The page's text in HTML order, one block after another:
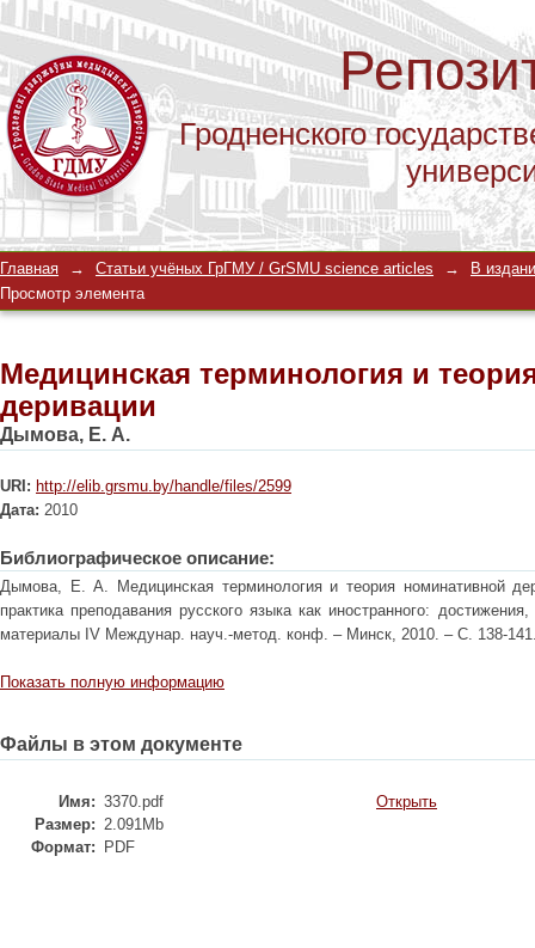
Гродненского
Медицинская терминология и
Главная → Статьи учёных ГрГМУ / GrSMU science articles →
В
Просмотр элемента
Медицинская терминология и
деривации
Дымова, Е. А.
URI: http://elib.grsmu.by/handle/files/2599
Дата: 2010
Библиографическое описание:
Дымова, Е. А. Медицинская терминология и теория номинативной
практика преподавания русского языка как иностранного:
материалы IV Междунар. науч.-метод. конф. – Минск, 2010. – С. 138-
Показать полную информацию
Файлы в этом документе
Имя: 3370.pdf
Размер: 2.091Mb
Формат:
PDF
Открыть